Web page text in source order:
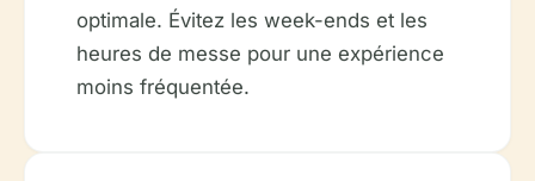
optimale. Évitez les week-ends et les
heures de messe pour une expérience
moins fréquentée.